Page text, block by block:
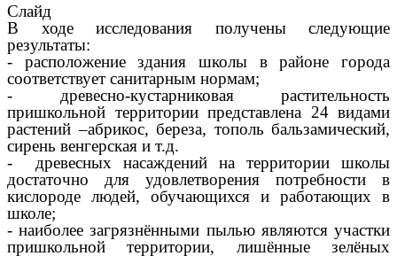
Слайд
В ходе исследования получены следующие
результаты:
- расположение здания школы в районе города
соответствует санитарным нормам;
- древесно-кустарниковая растительность
пришкольной территории представлена 24 видами
растений –абрикос, береза, тополь бальзамический,
сирень венгерская и т.д.
- древесных насаждений на территории школы
достаточно для удовлетворения потребности в
кислороде людей, обучающихся и работающих в
школе;
- наиболее загрязнёнными пылью являются участки
пришкольной территории, лишённые зелёных